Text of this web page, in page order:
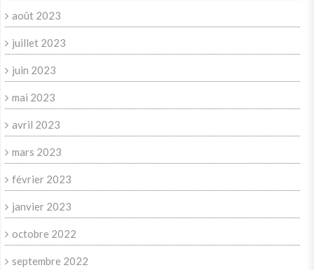
août 2023
juillet 2023
juin 2023
mai 2023
avril 2023
mars 2023
février 2023
janvier 2023
octobre 2022
septembre 2022